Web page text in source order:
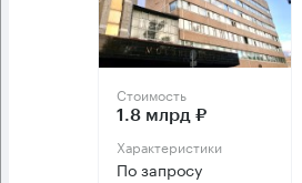
Стоимость
1.8 млрд ₽
Характеристики
По запросу